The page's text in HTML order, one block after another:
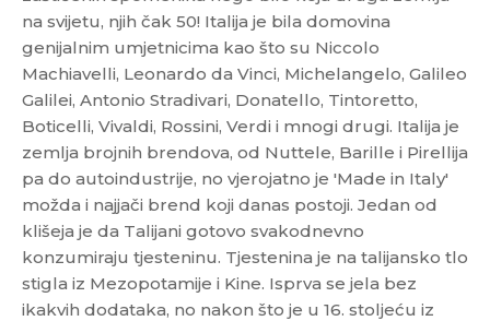
na svijetu, njih čak 50! Italija je bila domovina
genijalnim umjetnicima kao što su Niccolo
Machiavelli, Leonardo da Vinci, Michelangelo, Galileo
Galilei, Antonio Stradivari, Donatello, Tintoretto,
Boticelli, Vivaldi, Rossini, Verdi i mnogi drugi. Italija je
zemlja brojnih brendova, od Nuttele, Barille i Pirellija
pa do autoindustrije, no vjerojatno je 'Made in Italy'
možda i najjači brend koji danas postoji. Jedan od
klišeja je da Talijani gotovo svakodnevno
konzumiraju tjesteninu. Tjestenina je na talijansko tlo
stigla iz Mezopotamije i Kine. Isprva se jela bez
ikakvih dodataka, no nakon što je u 16. stoljeću iz